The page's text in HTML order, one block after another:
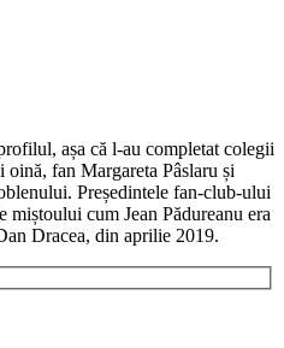
așa că l-au completat colegii
oină, fan Margareta Pâslaru și
Președintele fan-club-ului
miștoului cum Jean Pădureanu era
Dracea, din aprilie 2019.